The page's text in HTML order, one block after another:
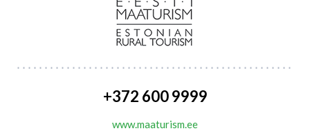
+372 600 9999
www.maaturism.ee